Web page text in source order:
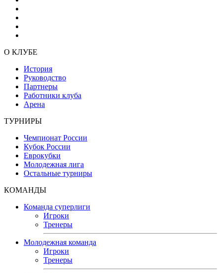
О КЛУБЕ
История
Руководство
Партнеры
Работники клуба
Арена
ТУРНИРЫ
Чемпионат России
Кубок России
Еврокубки
Молодежная лига
Остальные турниры
КОМАНДЫ
Команда суперлиги
Игроки
Тренеры
Молодежная команда
Игроки
Тренеры